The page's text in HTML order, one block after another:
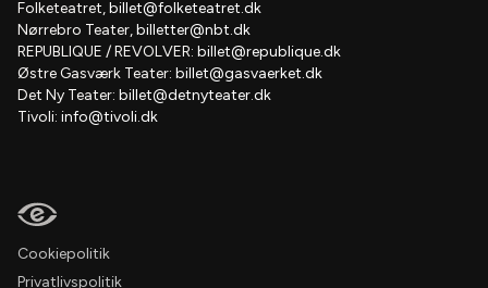
Folketeatret,billet@folketeatret.dk
Nørrebro Teater,billetter@nbt.dk
REPUBLIQUE / REVOLVER: billet@republique.dk
Østre Gasværk Teater: billet@gasvaerket.dk
Det Ny Teater: billet@detnyteater.dk
Tivoli: info@tivoli.dk
Cookiepolitik
Privatlivspolitik